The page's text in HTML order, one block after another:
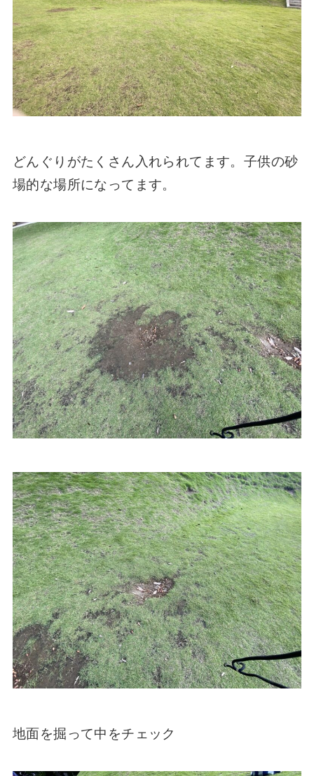
どんぐりがたくさん入れられてます。子供の砂
場的な場所になってます。
地面を掘って中をチェック